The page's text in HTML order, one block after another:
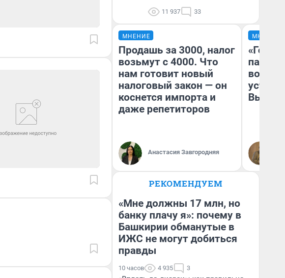
11 937 33
МНЕНИЕ
Продашь за 3000, налог
возьмут с 4000. Что
нам готовит новый
налоговый закон — он
коснется импорта и
даже репетиторов
Анастасия Завгородняя
МНЕНИЕ
РЕКОМЕНДУЕМ
«Мне должны 17 млн, но
банку плачу я»: почему в
Башкирии обманутые в
ИЖС не могут добиться
правды
10 часов 4 935 3